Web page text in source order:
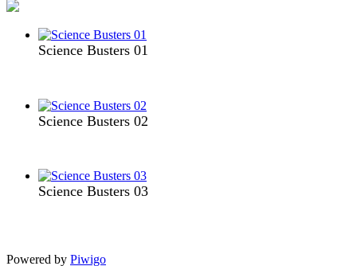
Science Busters 01
Science Busters 02
Science Busters 03
Powered by Piwigo